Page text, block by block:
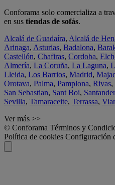
Conforama solo comercializa a
en sus tiendas de sofás.
Alcalá de Guadaíra, Alcalá de
Arinaga, Asturias, Badalona,
Castellón, Chafiras, Cordoba,
Almería, La Coruña, La Laguna,
Lleida, Los Barrios, Madrid,
Orotava, Palma, Pamplona, Rivas,
San Sebastian, Sant Boi, Santander
Sevilla, Tamaraceite, Terrassa,
Ver más >>
© Conforama Términos y
Política de cookies Configuración